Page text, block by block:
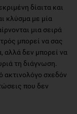
δίαιτα και
κλύσμα με μία
μια σειρά
μπορεί να σας
αλλά δεν μπορεί να
τη διάγνωση.
ακτινολόγο σχεδόν
που δεν